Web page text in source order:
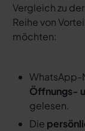
Vergleich zu
Reihe von
möchten:
WhatsApp-
Öffnungs-
gelesen.
Die